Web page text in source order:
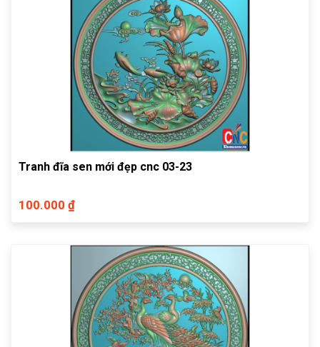
Tranh đĩa sen mới đẹp cnc 03-23
100.000 ₫